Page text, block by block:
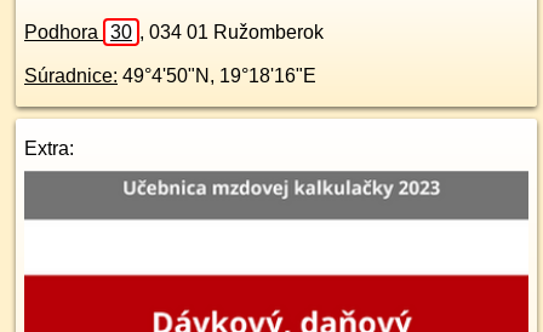
Podhora 30 , 034 01 Ružomberok
Súradnice: 49°4'50"N , 19°18'16"E
Extra: